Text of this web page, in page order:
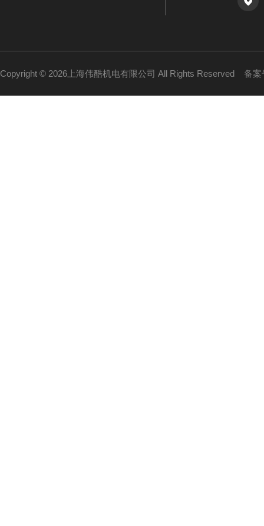
Copyright © 2026上海伟酷机电有限公司 All Rights Reserved 备案